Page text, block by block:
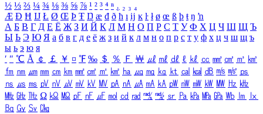
½ ⅓ ⅔ ¼ ¾ ⅛ ⅜ ⅝ ⅞ ¹ ² ³ ⁴ ⁿ ₁ ₂ ₃ ₄
Æ Ð Ħ Ĳ Ł Ø Œ Þ Ŧ Ŋ æ đ ð ħ ı ĳ ĸ ŀ ł ø œ ß þ ŧ ŋ ŉ
А Б В Г Д Е Ё Ж З И Й К Л М Н О П Р С Т У Ф Х Ц Ч Ш Щ Ъ
Ы Ь Э Ю Я а б в г д е ё ж з и й к л м н о п р с т у ф х ц ч ш щ ъ
ы ь э ю я
′ ″ ℃ Å ￠ ￡ ￥ ¤ ℉ ‰ ＄ ％ Ｆ ￦ ㎕ ㎖ ㎗ ℓ ㎘ ㏄ ㎣ ㎤ ㎥ ㎦
㎙ ㎚ ㎛ ㎜ ㎝ ㎞ ㎟ ㎠ ㎡ ㎢ ㏊ ㎍ ㎎ ㎏ ㏏ ㎈ ㎉ ㏈ ㎧ ㎨ ㎰
㎱ ㎲ ㎳ ㎴ ㎵ ㎶ ㎷ ㎸ ㎹ ㎀ ㎁ ㎂ ㎃ ㎄ ㎺ ㎻ ㎽ ㎾ ㎿ ㎐ ㎑
㎒ ㎓ ㎔ Ω ㏀ ㏁ ㎊ ㎋ ㎌ ㏖ ㏅ ㎭ ㎮ ㎯ ㏛ ㎩ ㎪ ㎫ ㎬ ㏝ ㏐
㏓
㏃ ㏉ ㏜ ㏆